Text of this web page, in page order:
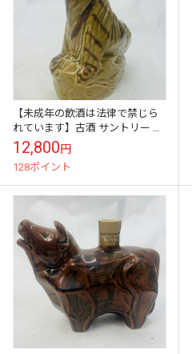
【未成年の飲酒は法律で禁じら
れています】古酒 サントリー ロ
ーヤル 干支ボトル 寅歳 1998年
43度 600ml
12,800円
128ポイント